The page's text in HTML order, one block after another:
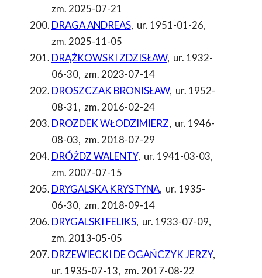
zm. 2025-07-21
DRAGA ANDREAS, ur. 1951-01-26,
zm. 2025-11-05
DRĄŻKOWSKI ZDZISŁAW, ur. 1932-
06-30, zm. 2023-07-14
DROSZCZAK BRONISŁAW, ur. 1952-
08-31, zm. 2016-02-24
DROZDEK WŁODZIMIERZ, ur. 1946-
08-03, zm. 2018-07-29
DRÓŻDZ WALENTY, ur. 1941-03-03,
zm. 2007-07-15
DRYGALSKA KRYSTYNA, ur. 1935-
06-30, zm. 2018-09-14
DRYGALSKI FELIKS, ur. 1933-07-09,
zm. 2013-05-05
DRZEWIECKI DE OGAŃCZYK JERZY,
ur. 1935-07-13, zm. 2017-08-22